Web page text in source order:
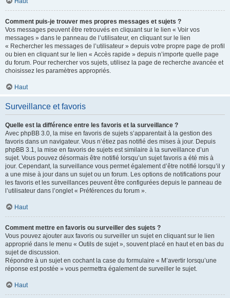
Comment puis-je trouver mes propres messages et sujets ?
Vos messages peuvent être retrouvés en cliquant sur le lien « Voir vos
messages » dans le panneau de l’utilisateur, en cliquant sur le lien
« Rechercher les messages de l’utilisateur » depuis votre propre page de profil
ou bien en cliquant sur le lien « Accès rapide » depuis n’importe quelle page
du forum. Pour rechercher vos sujets, utilisez la page de recherche avancée et
choisissez les paramètres appropriés.
Haut
Surveillance et favoris
Quelle est la différence entre les favoris et la surveillance ?
Avec phpBB 3.0, la mise en favoris de sujets s’apparentait à la gestion des
favoris dans un navigateur. Vous n’étiez pas notifié des mises à jour. Depuis
phpBB 3.1, la mise en favoris de sujets est similaire à la surveillance d’un
sujet. Vous pouvez désormais être notifié lorsqu’un sujet favoris a été mis à
jour. Cependant, la surveillance vous permet également d’être notifié lorsqu’il y
a une mise à jour dans un sujet ou un forum. Les options de notifications pour
les favoris et les surveillances peuvent être configurées depuis le panneau de
l’utilisateur dans l’onglet « Préférences du forum ».
Haut
Comment mettre en favoris ou surveiller des sujets ?
Vous pouvez ajouter aux favoris ou surveiller un sujet en cliquant sur le lien
approprié dans le menu « Outils de sujet », souvent placé en haut et en bas du
sujet de discussion.
Répondre à un sujet en cochant la case du formulaire « M’avertir lorsqu’une
réponse est postée » vous permettra également de surveiller le sujet.
Haut